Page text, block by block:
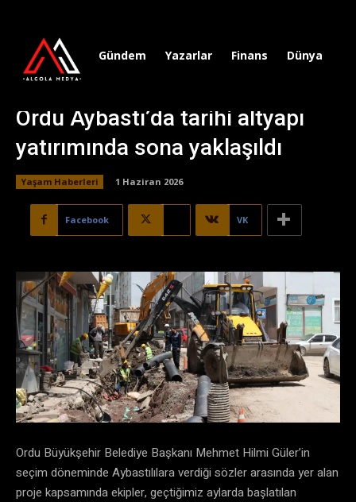
Gündem Yazarlar Finans Dünya
Ordu Aybastı’da tarihi altyapı
yatırımında sona yaklaşıldı
Yaşam Haberleri 1 Haziran 2026
Facebook VK
Ordu Büyükşehir Belediye Başkanı Mehmet Hilmi Güler’in
seçim döneminde Aybastılılara verdiği sözler arasında yer alan
proje kapsamında ekipler, geçtiğimiz aylarda başlatılan